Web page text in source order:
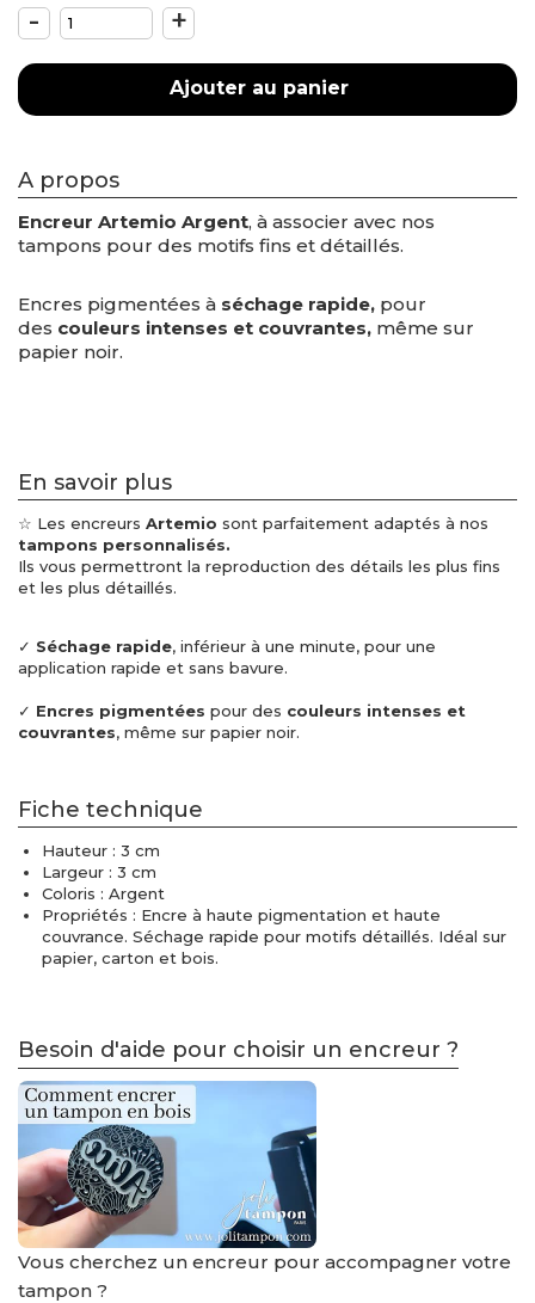
- +
Ajouter au panier
A propos
Encreur Artemio Argent, à associer avec nos
tampons pour des motifs fins et détaillés.
Encres pigmentées à séchage rapide, pour
des couleurs intenses et couvrantes, même sur
papier noir.
En savoir plus
☆ Les encreurs Artemio sont parfaitement adaptés à nos
tampons personnalisés.
Ils vous permettront la reproduction des détails les plus fins
et les plus détaillés.
✓ Séchage rapide, inférieur à une minute, pour une
application rapide et sans bavure.
✓ Encres pigmentées pour des couleurs intenses et
couvrantes, même sur papier noir.
Fiche technique
Hauteur : 3 cm
Largeur : 3 cm
Coloris : Argent
Propriétés : Encre à haute pigmentation et haute
couvrance. Séchage rapide pour motifs détaillés. Idéal sur
papier, carton et bois.
Besoin d'aide pour choisir un encreur ?
Vous cherchez un encreur pour accompagner votre
tampon ?